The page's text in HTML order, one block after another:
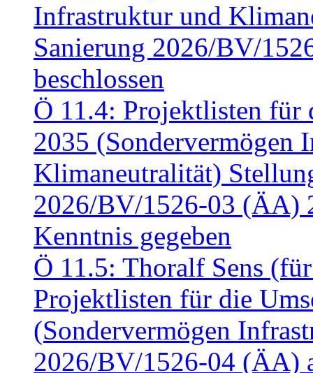
Infrastruktur und
Sanierung 2026/BV/
beschlossen
Ö 11.4: Projektlisten für
2035 (Sondervermögen
Klimaneutralität)
2026/BV/1526-03 (ÄA)
Kenntnis gegeben
Ö 11.5: Thoralf Sens
Projektlisten für die
(Sondervermögen
2026/BV/1526-04 (ÄA)